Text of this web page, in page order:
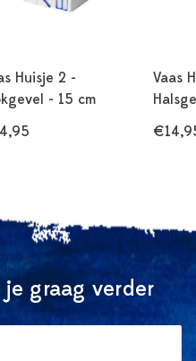
Huisje 2 -
- 15 cm
Vaas
graag verder